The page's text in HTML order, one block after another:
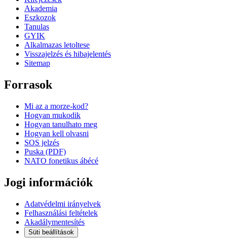
Akademia
Eszkozok
Tanulas
GYIK
Alkalmazas letoltese
Visszajelzés és hibajelentés
Sitemap
Forrasok
Mi az a morze-kod?
Hogyan mukodik
Hogyan tanulhato meg
Hogyan kell olvasni
SOS jelzés
Puska (PDF)
NATO fonetikus ábécé
Jogi információk
Adatvédelmi irányelvek
Felhasználási feltételek
Akadálymentesítés
Süti beállítások